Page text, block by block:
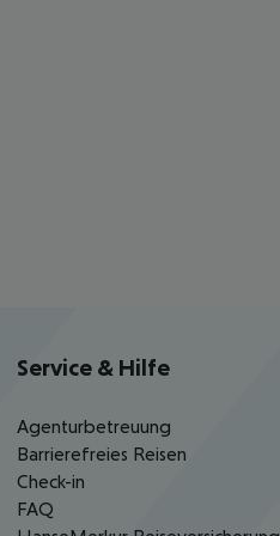
Service & Hilfe
Agenturbetreuung
Barrierefreies Reisen
Check-in
FAQ